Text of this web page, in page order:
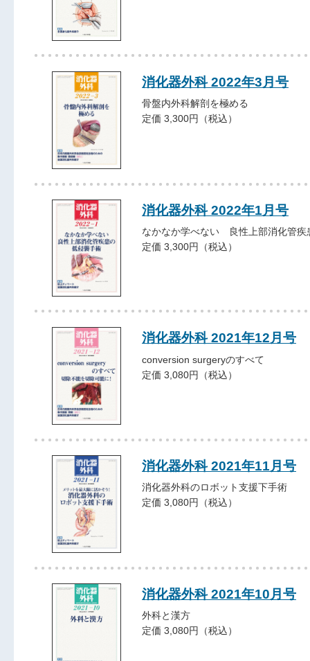
消化器外科 2022年3月号
骨盤内外科解剖を極める
定価 3,300円（税込）
消化器外科 2022年1月号
なかなか学べない 良性上部消化管疾
定価 3,300円（税込）
消化器外科 2021年12月号
conversion surgeryのすべて
定価 3,080円（税込）
消化器外科 2021年11月号
消化器外科のロボット支援下手術
定価 3,080円（税込）
消化器外科 2021年10月号
外科と漢方
定価 3,080円（税込）